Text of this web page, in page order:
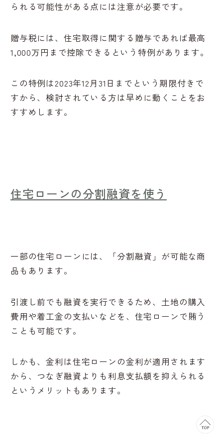
られる可能性がある点には注意が必要です。
贈与税には、住宅取得に関する贈与であれば最高
1,000万円まで控除できるという特例があります。
この特例は2023年12月31日までという期限付きで
すから、検討されている方は早めに動くことをお
すすめします。
住宅ローンの分割融資を使う
一部の住宅ローンには、「分割融資」が可能な商
品もあります。
引渡し前でも融資を実行できるため、土地の購入
費用や着工金の支払いなどを、住宅ローンで賄う
ことも可能です。
しかも、金利は住宅ローンの金利が適用されます
から、つなぎ融資よりも利息支払額を抑えられる
というメリットもあります。